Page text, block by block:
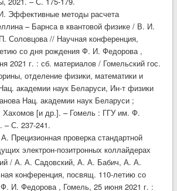
Эффективные методы расчета
– Барнса в квантовой физике / В. И.
Соловцова // Научная конференция,
со дня рождения Ф. И. Федорова ,
2021 г. : сб. материалов / Гомельский гос.
отделение физики, математики и
академии наук Беларуси, Ин-т физики
Нац. академии наук Беларуси ;
[и др.]. – Гомель : ГГУ им. Ф.
– С. 237-241.
Прецизионная проверка стандартной
электрон-позитронных коллайдерах
/ А. А. Садовский, А. А. Бабич, А. А.
конференция, посвящ. 110-летию со
И. Федорова , Гомель, 25 июня 2021 г. :